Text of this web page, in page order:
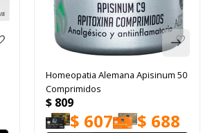
Homeopatia Alemana Apisinum 50
Comprimidos
$ 809
$ 607 $ 688